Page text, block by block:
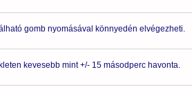
gomb nyomásával könnyedén elvégezheti.
kevesebb mint +/- 15 másodperc havonta.